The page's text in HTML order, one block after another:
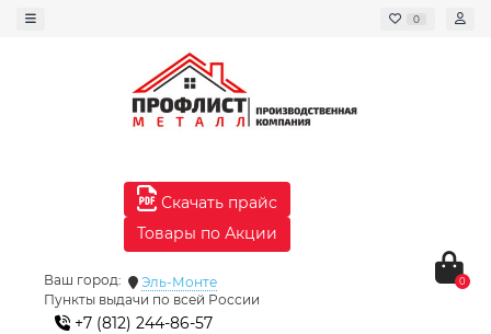
0
Скачать прайс
Товары по Акции
Ваш город:
Эль-Монте
Пункты выдачи по всей России
+7 (812) 244-86-57
0